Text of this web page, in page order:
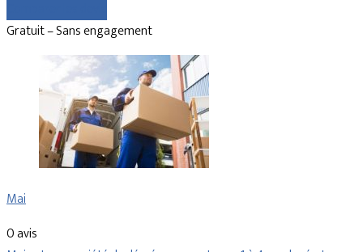
Gratuit – Sans engagement
Mai
0 avis